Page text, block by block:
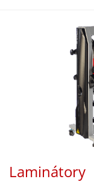
Laminátory